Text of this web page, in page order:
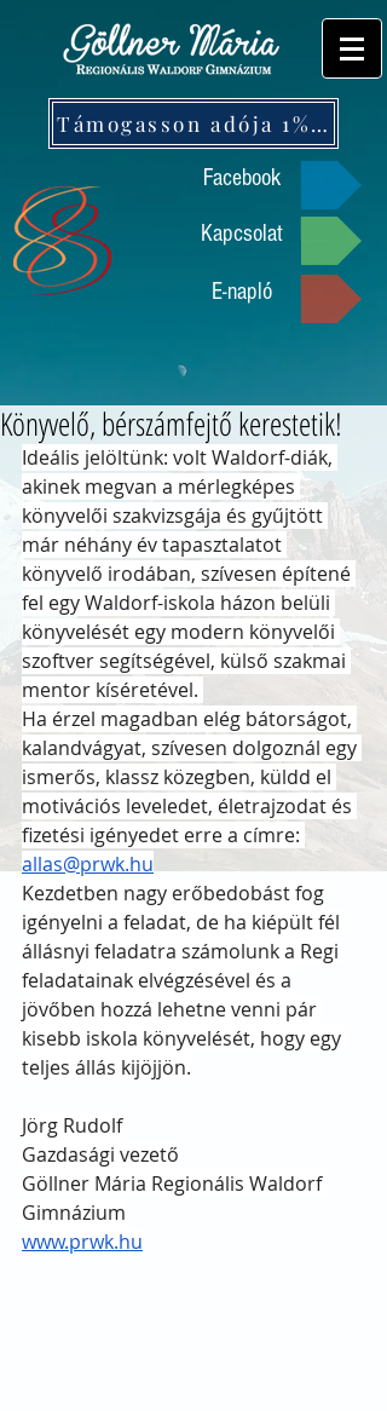
Támogasson adója 1%-ával!
Facebook
Kapcsolat
E-napló
Könyvelő, bérszámfejtő kerestetik!
Ideális jelöltünk: volt Waldorf-diák,
akinek megvan a mérlegképes
könyvelői szakvizsgája és gyűjtött
már néhány év tapasztalatot
könyvelő irodában, szívesen építené
fel egy Waldorf-iskola házon belüli
könyvelését egy modern könyvelői
szoftver segítségével, külső szakmai
mentor kíséretével.
Ha érzel magadban elég bátorságot,
kalandvágyat, szívesen dolgoznál egy
ismerős, klassz közegben, küldd el
motivációs leveledet, életrajzodat és
fizetési igényedet erre a címre:
allas@prwk.hu
Kezdetben nagy erőbedobást fog
igényelni a feladat, de ha kiépült fél
állásnyi feladatra számolunk a Regi
feladatainak elvégzésével és a
jövőben hozzá lehetne venni pár
kisebb iskola könyvelését, hogy egy
teljes állás kijöjjön.
Jörg Rudolf
Gazdasági vezető
Göllner Mária Regionális Waldorf
Gimnázium
www.prwk.hu